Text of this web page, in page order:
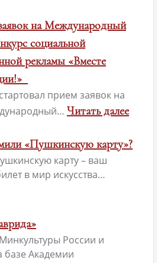
на Международный
социальной
рекламы «Вместе
прием заявок на
Читать далее
«Пушкинскую карту»?
карту – ваш
в мир искусства…
России и
Академии